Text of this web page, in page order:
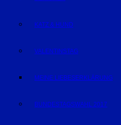
KATZ & HUND
VALENTINSTAG
MEINE LIEBESERKLÄRUNG
BUNDESTAGSWAHL 2017